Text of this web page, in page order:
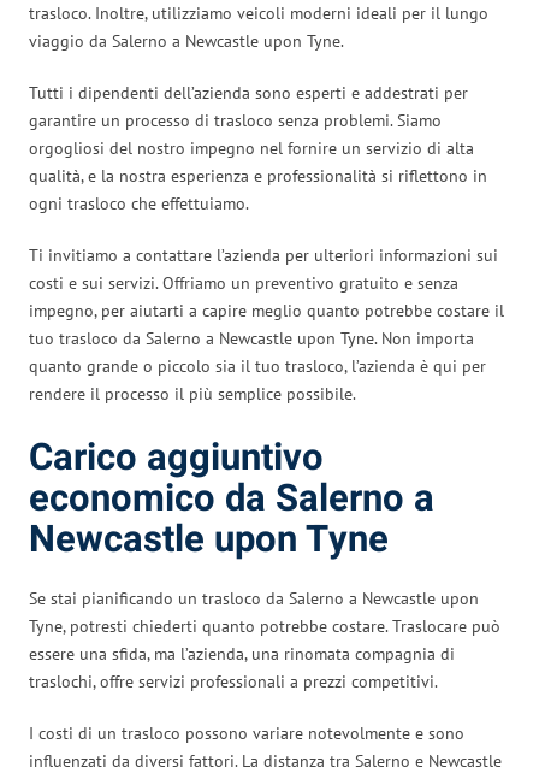
trasloco. Inoltre, utilizziamo veicoli moderni ideali per il lungo
viaggio da Salerno a Newcastle upon Tyne.
Tutti i dipendenti dell’azienda sono esperti e addestrati per
garantire un processo di trasloco senza problemi. Siamo
orgogliosi del nostro impegno nel fornire un servizio di alta
qualità, e la nostra esperienza e professionalità si riflettono in
ogni trasloco che effettuiamo.
Ti invitiamo a contattare l’azienda per ulteriori informazioni sui
costi e sui servizi. Offriamo un preventivo gratuito e senza
impegno, per aiutarti a capire meglio quanto potrebbe costare il
tuo trasloco da Salerno a Newcastle upon Tyne. Non importa
quanto grande o piccolo sia il tuo trasloco, l’azienda è qui per
rendere il processo il più semplice possibile.
Carico aggiuntivo
economico da Salerno a
Newcastle upon Tyne
Se stai pianificando un trasloco da Salerno a Newcastle upon
Tyne, potresti chiederti quanto potrebbe costare. Traslocare può
essere una sfida, ma l’azienda, una rinomata compagnia di
traslochi, offre servizi professionali a prezzi competitivi.
I costi di un trasloco possono variare notevolmente e sono
influenzati da diversi fattori. La distanza tra Salerno e Newcastle